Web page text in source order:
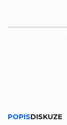
POPISDISKUZE